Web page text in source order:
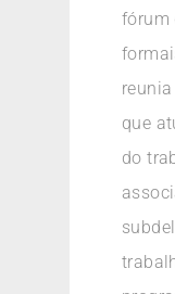
fórum
que
do